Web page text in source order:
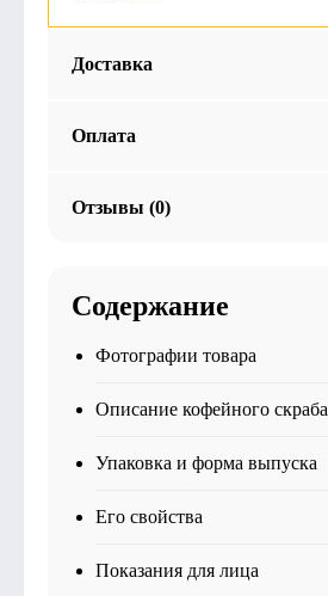
Доставка
Оплата
Отзывы (0)
Содержание
Фотографии товара
Описание кофейного скраба
Упаковка и форма выпуска
Его свойства
Показания для лица